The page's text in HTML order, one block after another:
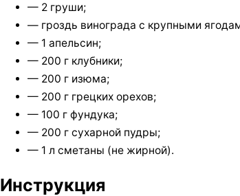
— 2 груши;
— гроздь винограда с крупными
— 1 апельсин;
— 200 г клубники;
— 200 г изюма;
— 200 г грецких орехов;
— 100 г фундука;
— 200 г сухарной пудры;
— 1 л сметаны (не жирной).
Инструкция